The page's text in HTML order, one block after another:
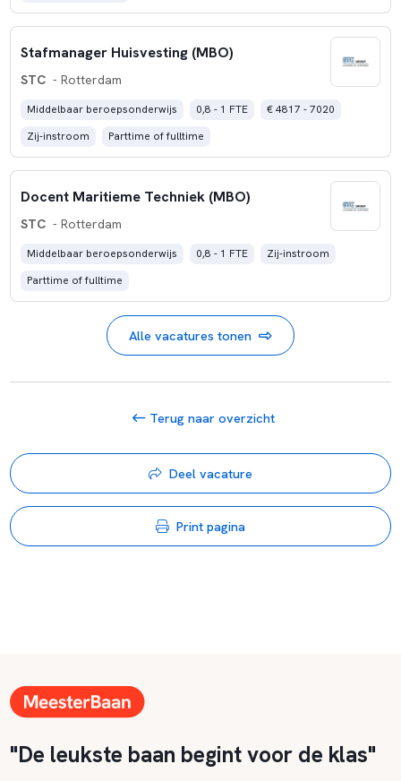
Stafmanager Huisvesting (MBO)
STC - Rotterdam
Middelbaar beroepsonderwijs 0,8 - 1 FTE
€ 4817 - 7020
Zij-instroom
Parttime of fulltime
Docent Maritieme Techniek (MBO)
STC - Rotterdam
Middelbaar beroepsonderwijs 0,8 - 1 FTE
Zij-instroom
Parttime of fulltime
Alle vacatures tonen
Terug naar overzicht
Deel vacature
Print pagina
"De leukste baan begint voor de klas"